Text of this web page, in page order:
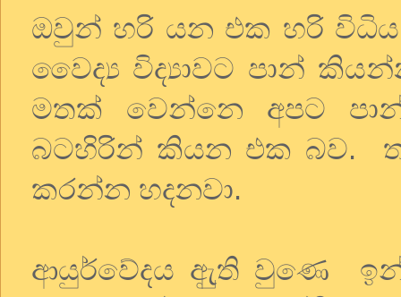
ඔවුන් හරි යන එක හරි
වෛද්‍ය විද්‍යාවට පාන්
මතක් වෙන්නෙ අපට
බටහිරින් කියන එක බව.
කරන්න හදනවා.
ආයුර්වේදය ඇුති වුණෙ